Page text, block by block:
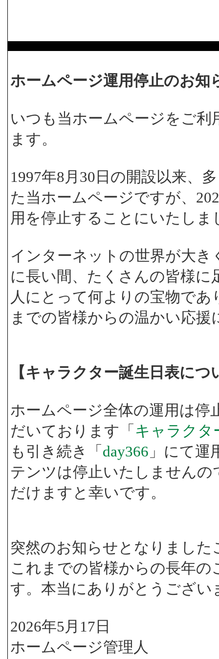
ホームページ運用停止のお知
いつも当ホームページをご
ます。
1997年8月30日の開設以来、
た当ホームページですが、
用を停止することにいたしま
インターネットの世界が大
に長い間、たくさんの皆様
人にとって何よりの宝物で
までの皆様からの温かい応
【キャラクター誕生日表に
ホームページ全体の運用は停
だいております「 キャラクタ
も引き続き「 day366 」にて
テンツは停止いたしません
だけますと幸いです。
突然のお知らせとなりまし
これまでの皆様からの長年
す。本当にありがとうござい
2026年5月17日
ホームページ管理人